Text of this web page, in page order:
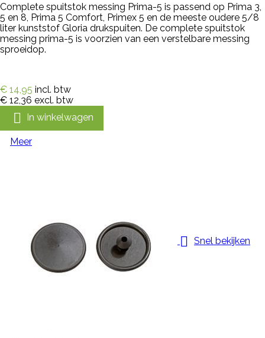
Complete spuitstok messing Prima-5 is passend op Prima 3,
5 en 8, Prima 5 Comfort, Primex 5 en de meeste oudere 5/8
liter kunststof Gloria drukspuiten. De complete spuitstok
messing prima-5 is voorzien van een verstelbare messing
sproeidop.
€ 14,95 incl. btw
€ 12,36 excl. btw
 In winkelwagen
Meer
 Snel bekijken